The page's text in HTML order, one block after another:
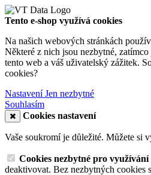
Tento e-shop využívá cookies
Na našich webových stránkách
Některé z nich jsou nezbytné,
tento web a váš uživatelský zážitek.
cookies?
NastaveníJen nezbytné
Souhlasím
Cookies nastavení
Vaše soukromí je důležité. Můžete si
Cookies nezbytné pro využívání
deaktivovat. Bez nezbytných cookies